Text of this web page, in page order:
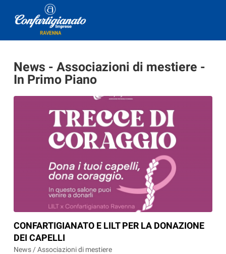
News - Associazioni di mestiere -
In Primo Piano
CONFARTIGIANATO E LILT PER LA DONAZIONE
DEI CAPELLI
News / Associazioni di mestiere